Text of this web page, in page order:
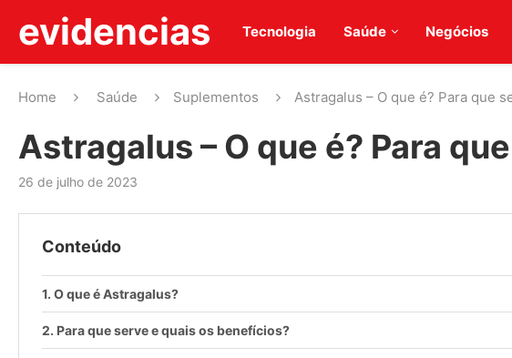
evidencias Tecnologia Saúde Negócios
Home Saúde Suplementos Astragalus – O que é? Para que
Astragalus – O que é? Para
26 de julho de 2023
Conteúdo
O que é Astragalus?
Para que serve e quais os benefícios?